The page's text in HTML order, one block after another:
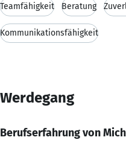
Teamfähigkeit Beratung
Kommunikationsfähigkeit
Werdegang
Berufserfahrung von